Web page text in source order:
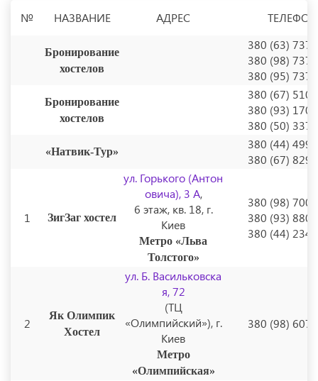
№ НАЗВАНИЕ АДРЕС
Бронирование
хостелов
380 (63)
380 (98)
380 (95)
Бронирование
хостелов
380 (67)
380 (93)
380 (50)
«Натвик-Тур»
380 (44)
380 (67)
1 ЗигЗаг хостел
ул. Горького (Антон
овича), 3 А,
6 этаж, кв. 18, г.
Киев
Метро «Льва
Толстого»
380 (98)
380 (93)
380 (44)
2
Як Олимпик
Хостел
ул. Б. Васильковска
я, 72
(ТЦ
«Олимпийский»), г.
Киев
Метро
«Олимпийская»
380 (98)